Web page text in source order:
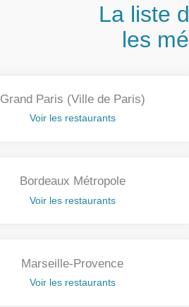
La liste
les
Grand Paris (Ville de Paris)
Voir les restaurants
Bordeaux Métropole
Voir les restaurants
Marseille-Provence
Voir les restaurants